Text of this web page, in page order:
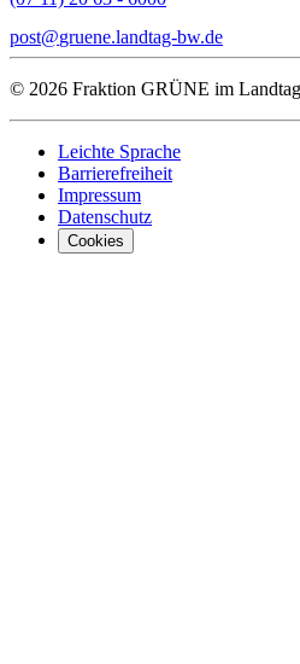
post
gruene.landtag-bw de
© 2026 Fraktion GRÜNE im
Leichte Sprache
Barrierefreiheit
Impressum
Datenschutz
Cookies